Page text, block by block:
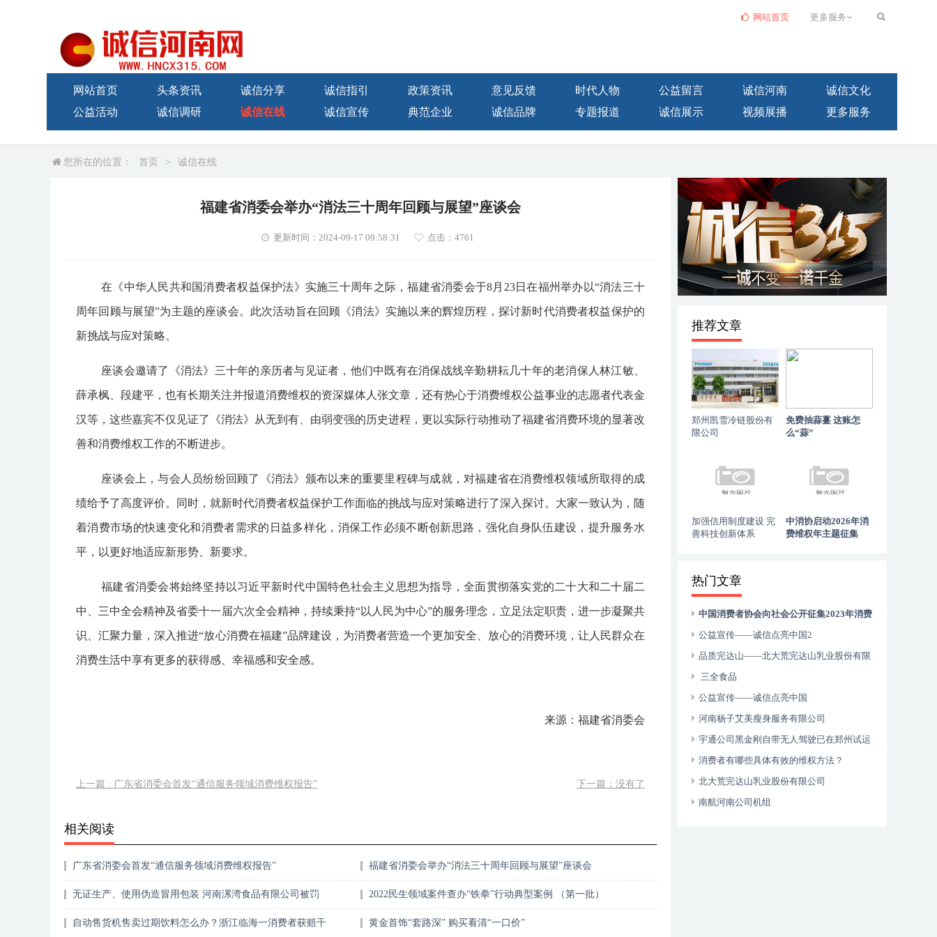
网站首页 头条资讯 诚信分享 诚信指引 政策资讯 意见反馈 时代人物 公益留言 诚信河南
诚信文化
公益活动
诚信调研 诚信在线 诚信宣传 典范企业 诚信品牌 专题报道 诚信展示 视频展播 更多服务
网站首页 更多服务
您所在的位置： 首页 > 诚信在线
福建省消委会举办“消法三十周年回顾与展望”座谈会
更新时间：2024-09-17 09:58:31 点击： 4761
在《中华人民共和国消费者权益保护法》实施三十周年之际，福建省消委会于8月23日在福州举办以“消法三十
周年回顾与展望”为主题的座谈会。此次活动旨在回顾《消法》实施以来的辉煌历程，探讨新时代消费者权益保护的
新挑战与应对策略。
座谈会邀请了《消法》三十年的亲历者与见证者，他们中既有在消保战线辛勤耕耘几十年的老消保人林江敏、
薛承枫、段建平，也有长期关注并报道消费维权的资深媒体人张文章，还有热心于消费维权公益事业的志愿者代表金
汉等，这些嘉宾不仅见证了《消法》从无到有、由弱变强的历史进程，更以实际行动推动了福建省消费环境的显著改
善和消费维权工作的不断进步。
座谈会上，与会人员纷纷回顾了《消法》颁布以来的重要里程碑与成就，对福建省在消费维权领域所取得的成
绩给予了高度评价。同时，就新时代消费者权益保护工作面临的挑战与应对策略进行了深入探讨。大家一致认为，随
着消费市场的快速变化和消费者需求的日益多样化，消保工作必须不断创新思路，强化自身队伍建设，提升服务水
平，以更好地适应新形势、新要求。
福建省消委会将始终坚持以习近平新时代中国特色社会主义思想为指导，全面贯彻落实党的二十大和二十届二
中、三中全会精神及省委十一届六次全会精神，持续秉持“以人民为中心”的服务理念，立足法定职责，进一步凝聚共
识、汇聚力量，深入推进“放心消费在福建”品牌建设，为消费者营造一个更加安全、放心的消费环境，让人民群众在
消费生活中享有更多的获得感、幸福感和安全感。
来源：福建省消委会
上一篇 : 广东省消委会首发“通信服务领域消费维权报告” 下一篇：没有了
相关阅读
广东省消委会首发“通信服务领域消费维权报告” 福建省消委会举办“消法三十周年回顾与展望”座谈会
无证生产、使用伪造冒用包装 河南漯湾食品有限公司被罚 2022民生领域案件查办“铁拳”行动典型案例 （第一批）
自动售货机售卖过期饮料怎么办？浙江临海一消费者获赔千
黄金首饰“套路深” 购买看清“一口价”
推荐文章
郑州凯雪冷链股份有
限公司
免费抽蒜薹 这账怎
么“蒜”
加强信用制度建设 完
善科技创新体系
中消协启动2026年消
费维权年主题征集
热门文章
中国消费者协会向社会公开征集2023年消费
维权年主题
公益宣传——诚信点亮中国2
品质完达山——北大荒完达山乳业股份有限
公司三全食品
公益宣传——诚信点亮中国
河南杨子艾美瘦身服务有限公司
宇通公司黑金刚自带无人驾驶已在郑州试运
营消费者有哪些具体有效的维权方法？
北大荒完达山乳业股份有限公司
南航河南公司机组